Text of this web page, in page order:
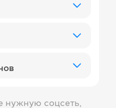
нужную соцсеть,